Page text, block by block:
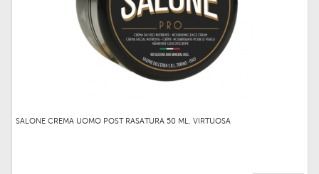
SALONE CREMA UOMO POST RASATURA 50 ML. VIRTUOSA